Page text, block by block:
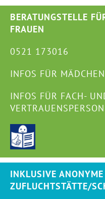
BERATUNGSTELLE
FRAUEN
0521 173016
INFOS FÜR MÄDCHEN
INFOS FÜR FACH-
INKLUSIVE ANONYME
ZUFLUCHTSTÄTTE/